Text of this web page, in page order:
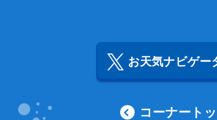
お天気ナビゲー
コーナート